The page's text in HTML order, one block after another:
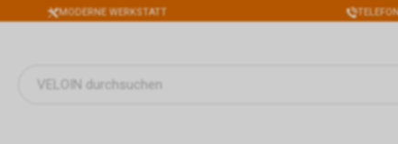
MODERNE WERKSTATT